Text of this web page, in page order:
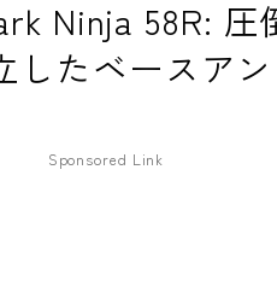
Ninja 58R: 圧
したベースア
Sponsored Link